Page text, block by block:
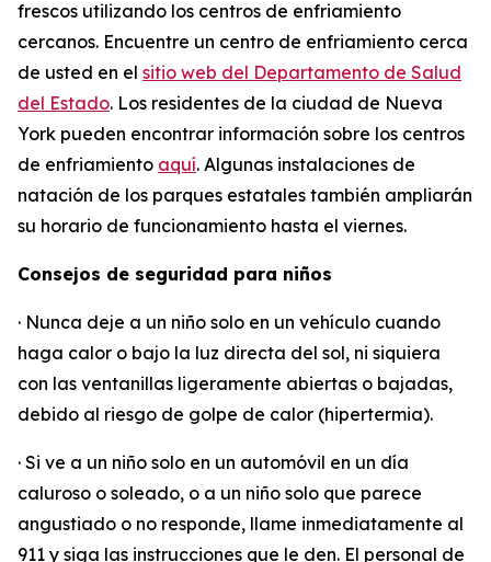
frescos utilizando los centros de enfriamiento
cercanos. Encuentre un centro de enfriamiento cerca
de usted en el sitio web del Departamento de Salud
del Estado. Los residentes de la ciudad de Nueva
York pueden encontrar información sobre los centros
de enfriamiento aquí. Algunas instalaciones de
natación de los parques estatales también ampliarán
su horario de funcionamiento hasta el viernes.
Consejos de seguridad para niños
· Nunca deje a un niño solo en un vehículo cuando
haga calor o bajo la luz directa del sol, ni siquiera
con las ventanillas ligeramente abiertas o bajadas,
debido al riesgo de golpe de calor (hipertermia).
· Si ve a un niño solo en un automóvil en un día
caluroso o soleado, o a un niño solo que parece
angustiado o no responde, llame inmediatamente al
911 y siga las instrucciones que le den. El personal de